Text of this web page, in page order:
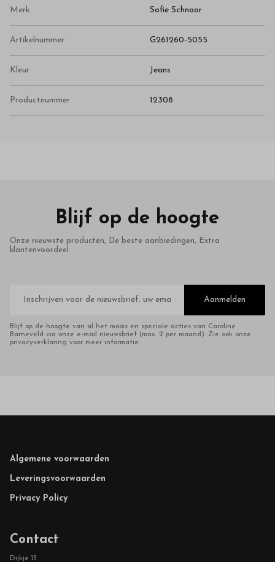
Merk Sofie Schnoor
Artikelnummer G261260-5055
Kleur Jeans
Productnummer 12308
Blijf op de hoogte
Onze nieuwste producten, De beste aanbiedingen, Extra
klantenvoordeel
mailadres
Aanmelden
Blijf op de hoogte van al het moois en speciale acties van Caroline
Barneveld via onze e-mail nieuwsbrief (max. 2 per maand). Zie ook onze
privacyverklaring voor meer informatie.
Footer
Algemene voorwaarden
Leveringsvoorwaarden
Privacy Policy
Contact
Dijkje 13